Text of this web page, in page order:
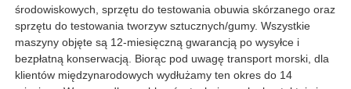
środowiskowych, sprzętu do testowania obuwia skórzanego oraz
sprzętu do testowania tworzyw sztucznych/gumy. Wszystkie
maszyny objęte są 12-miesięczną gwarancją po wysyłce i
bezpłatną konserwacją. Biorąc pod uwagę transport morski, dla
klientów międzynarodowych wydłużamy ten okres do 14